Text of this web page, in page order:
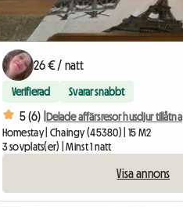
26 € / natt
Verifierad Svarar snabbt
5 (6) |
Delade affärsresor husdjur tillåtna
Homestay | Chaingy (45380) | 15 M2
3 sovplats(er) | Minst 1 natt
Visa annons